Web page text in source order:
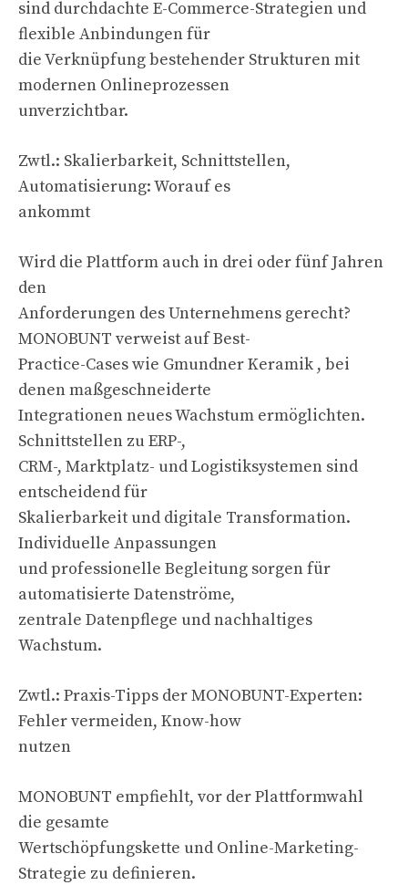
sind durchdachte E-Commerce-Strategien und
flexible Anbindungen für
die Verknüpfung bestehender Strukturen mit
modernen Onlineprozessen
unverzichtbar.
Zwtl.: Skalierbarkeit, Schnittstellen,
Automatisierung: Worauf es
ankommt
Wird die Plattform auch in drei oder fünf Jahren
den
Anforderungen des Unternehmens gerecht?
MONOBUNT verweist auf Best-
Practice-Cases wie Gmundner Keramik , bei
denen maßgeschneiderte
Integrationen neues Wachstum ermöglichten.
Schnittstellen zu ERP-,
CRM-, Marktplatz- und Logistiksystemen sind
entscheidend für
Skalierbarkeit und digitale Transformation.
Individuelle Anpassungen
und professionelle Begleitung sorgen für
automatisierte Datenströme,
zentrale Datenpflege und nachhaltiges
Wachstum.
Zwtl.: Praxis-Tipps der MONOBUNT-Experten:
Fehler vermeiden, Know-how
nutzen
MONOBUNT empfiehlt, vor der Plattformwahl
die gesamte
Wertschöpfungskette und Online-Marketing-
Strategie zu definieren.